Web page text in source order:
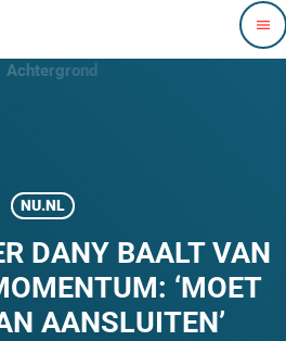
menu
NU.NL
DANY BAALT VAN
‘MOET
AANSLUITEN’